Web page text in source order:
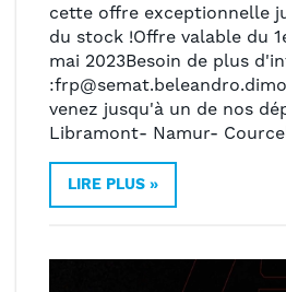
cette offre exceptionnelle
du stock !Offre valable du
mai 2023Besoin de plus
venez jusqu'à un de nos
Libramont- Namur-
LIRE PLUS »